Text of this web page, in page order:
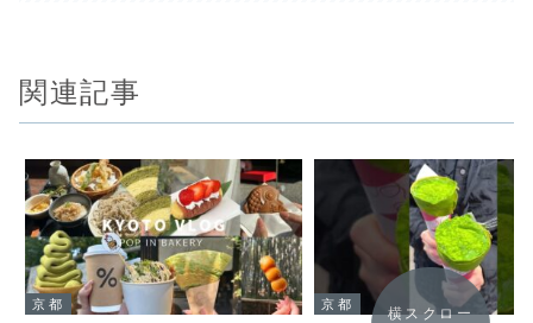
関連記事
京都 京都
横スクロー